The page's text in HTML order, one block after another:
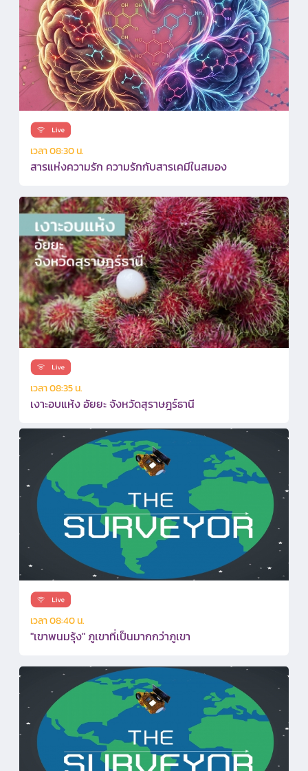
เวลา 08:30 น.
สารแห่งความรัก ความรักกับสารเคมีในสมอง
เวลา 08:35 น.
เงาะอบแห้ง อัยยะ จังหวัดสุราษฎร์ธานี
เวลา 08:40 น.
"เขาพนมรุ้ง" ภูเขาที่เป็นมากกว่าภูเขา